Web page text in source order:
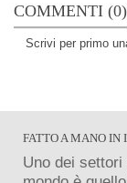
COMMENTI (0)
Scrivi per primo
FATTO A MANO IN
Uno dei